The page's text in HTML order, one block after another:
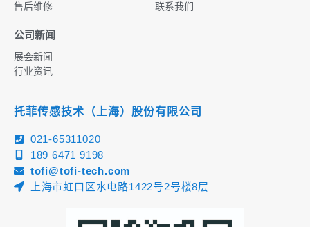
售后维修
联系我们
公司新闻
展会新闻
行业资讯
托菲传感技术（上海）股份有限公司
021-65311020
189 6471 9198
tofi@tofi-tech.com
上海市虹口区水电路1422号2号楼8层